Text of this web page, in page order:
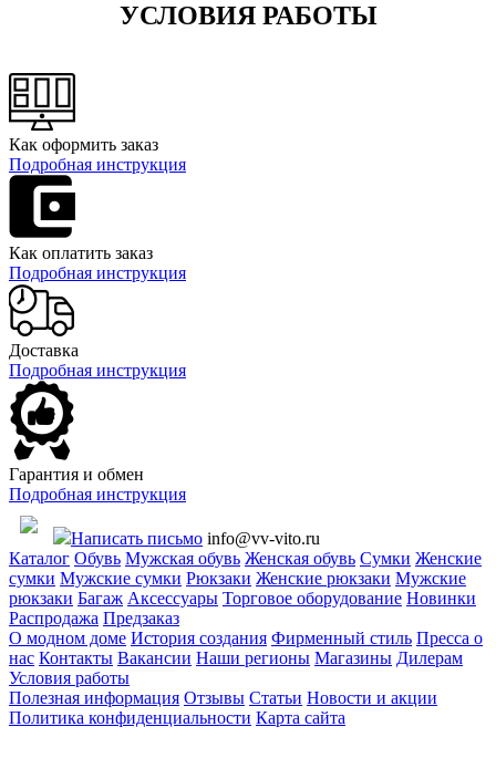
УСЛОВИЯ РАБОТЫ
Как оформить заказ
Подробная инструкция
Как оплатить заказ
Подробная инструкция
Доставка
Подробная инструкция
Гарантия и обмен
Подробная инструкция
Написать письмо info@vv-vito.ru
Каталог Обувь Мужская обувь Женская обувь Сумки Женские
сумки Мужские сумки Рюкзаки Женские рюкзаки Мужские
рюкзаки Багаж Аксессуары Торговое оборудование Новинки
Распродажа Предзаказ
О модном доме История создания Фирменный стиль Пресса о
нас Контакты Вакансии Наши регионы Магазины Дилерам
Условия работы
Полезная информация Отзывы Статьи Новости и акции
Политика конфиденциальности Карта сайта